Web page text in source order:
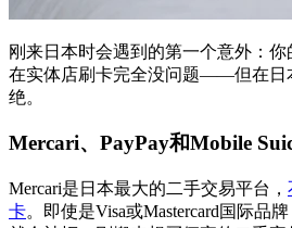
刚来日本时会遇到的第一个意外：你
在实体店刷卡完全没问题——但在日
绝。
Mercari、PayPay和Mobile
Mercari是日本最大的二手交易平台，
卡。即使是Visa或Mastercard国际品